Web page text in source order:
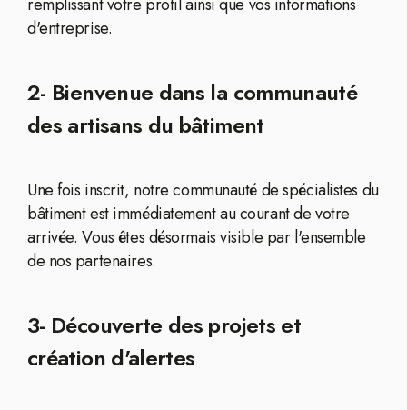
d'entreprise.
2- Bienvenue dans la communauté
des artisans du bâtiment
Une fois inscrit, notre communauté de spécialistes du
bâtiment est immédiatement au courant de votre
arrivée. Vous êtes désormais visible par l'ensemble
de nos partenaires.
3- Découverte des projets et
création d'alertes